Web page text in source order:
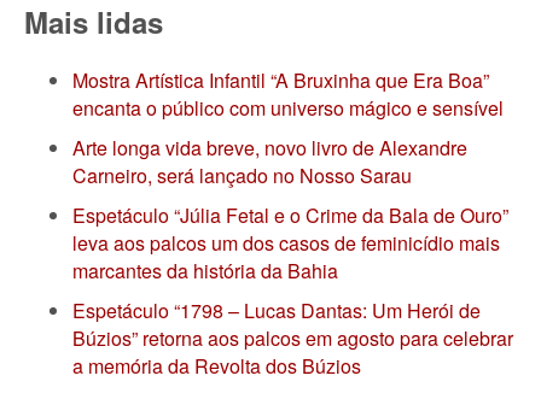
Mais lidas
Mostra Artística Infantil “A Bruxinha que Era Boa”
encanta o público com universo mágico e sensível
Arte longa vida breve, novo livro de Alexandre
Carneiro, será lançado no Nosso Sarau
Espetáculo “Júlia Fetal e o Crime da Bala de Ouro”
leva aos palcos um dos casos de feminicídio mais
marcantes da história da Bahia
Espetáculo “1798 – Lucas Dantas: Um Herói de
Búzios” retorna aos palcos em agosto para celebrar
a memória da Revolta dos Búzios